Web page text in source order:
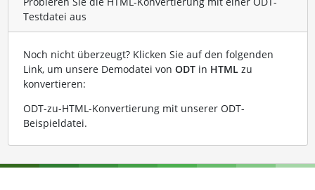
Testdatei aus
Noch nicht überzeugt? Klicken Sie auf den folgenden
Link, um unsere Demodatei von ODTin HTML zu
konvertieren:
ODT-zu-HTML-Konvertierung mit unserer ODT-
Beispieldatei.